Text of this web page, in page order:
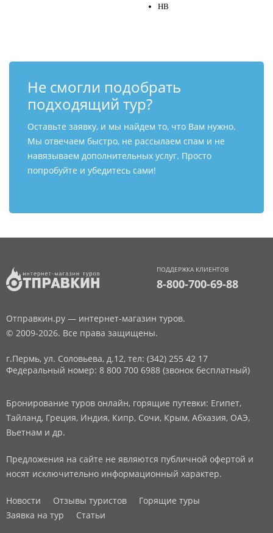
НВ
Не смогли подобрать
подходящий тур?
Оставьте заявку, и мы найдем то, что Вам нужно.
Мы отвечаем быстро, не рассылаем спам и не
навязываем дополнительных услуг. Просто
попробуйте и убедитесь сами!
ПОДДЕРЖКА КЛИЕНТОВ
8-800-700-69-88
Отправкин.ру — интернет-магазин туров.
© 2009-2026. Все права защищены.
г.Пермь, ул. Соловьева, д.12, тел: (342) 255 42 17
Федеральный номер: 8 800 700 6988 (звонок бесплатный)
Бронирование туров онлайн, горящие путевки: Египет,
Тайланд, Греция, Индия, Кипр, Сочи, Крым, Абхазия, ОАЭ,
Вьетнам и др.
Предложения на сайте не являются публичной офертой и
носят исключительно информационный характер.
Новости Отзывы туристов
Горящие туры
Заявка на тур
Статьи